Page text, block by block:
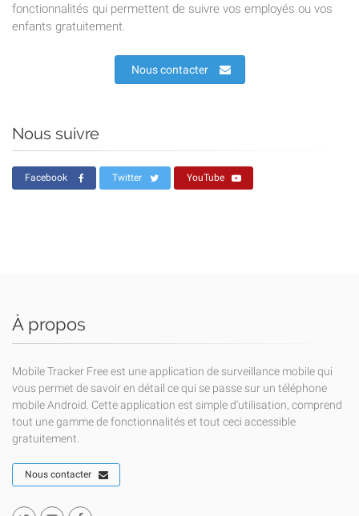
fonctionnalités qui permettent de suivre vos employés ou vos
enfants gratuitement.
Nous contacter
Nous suivre
Facebook Twitter YouTube
À propos
Mobile Tracker Free est une application de surveillance mobile qui
vous permet de savoir en détail ce qui se passe sur un téléphone
mobile Android. Cette application est simple d'utilisation, comprend
tout une gamme de fonctionnalités et tout ceci accessible
gratuitement.
Nous contacter